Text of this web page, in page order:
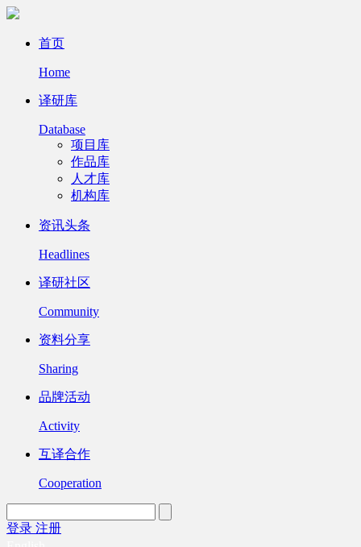
首页
Home
译研库
Database
项目库
作品库
人才库
机构库
资讯头条
Headlines
译研社区
Community
资料分享
Sharing
品牌活动
Activity
互译合作
Cooperation
登录 注册